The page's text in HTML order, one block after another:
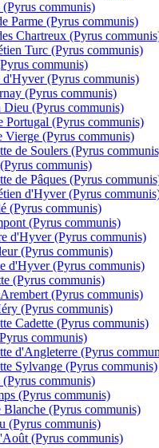
communis)
Parme (Pyrus communis)
Chartreux (Pyrus
Turc (Pyrus communis)
communis)
(Pyrus communis)
(Pyrus communis)
(Pyrus communis)
Portugal (Pyrus communis)
Vierge (Pyrus communis)
de Soulers (Pyrus
communis)
de Pâques (Pyrus
d'Hyver (Pyrus
(Pyrus communis)
(Pyrus communis)
d'Hyver (Pyrus communis)
(Pyrus communis)
d'Hyver (Pyrus communis)
(Pyrus communis)
(Pyrus communis)
(Pyrus communis)
Cadette (Pyrus communis)
communis)
d'Angleterre (Pyrus
Sylvange (Pyrus communis)
communis)
(Pyrus communis)
Blanche (Pyrus communis)
(Pyrus communis)
(Pyrus communis)